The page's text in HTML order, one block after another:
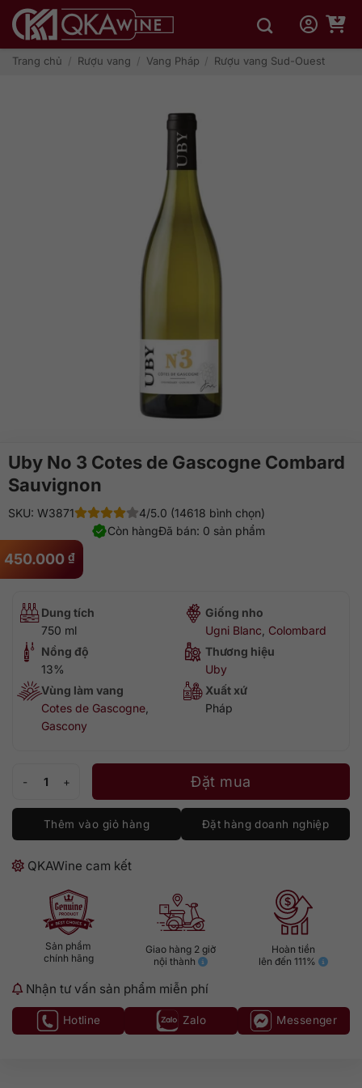
qua
dungTrang chủ / Rượu vang / Vang Pháp / Rượu vang Sud-Ouest
Uby No 3 Cotes de Gascogne Combard
Sauvignon
450.000 ₫
SKU: W3871
4/5.0 (14618 bình chọn)
Đã bán: 0 sản phẩm
Còn hàng
Dung tích
750 ml
Giống nho
Ugni Blanc Colombard
Nồng độ
13%
Thương hiệu
Uby
Vùng làm vang
Cotes de Gascogne
Gascony
Xuất xứ
Pháp
Uby No 3 Cotes de Gascogne Combard Sauvignon số lượng
Đặt mua
Thêm vào giỏ hàng Đặt hàng doanh nghiệp
QKAWine cam kết
Sản phẩm
chính hãng
Giao hàng 2 giờ
nội thành
Hoàn tiền
lên đến 111%
Nhận tư vấn sản phẩm miễn phí
Hotline Zalo Messenger